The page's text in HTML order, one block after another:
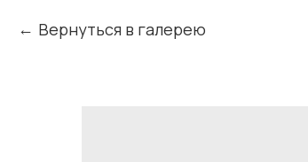
Вернуться в галерею